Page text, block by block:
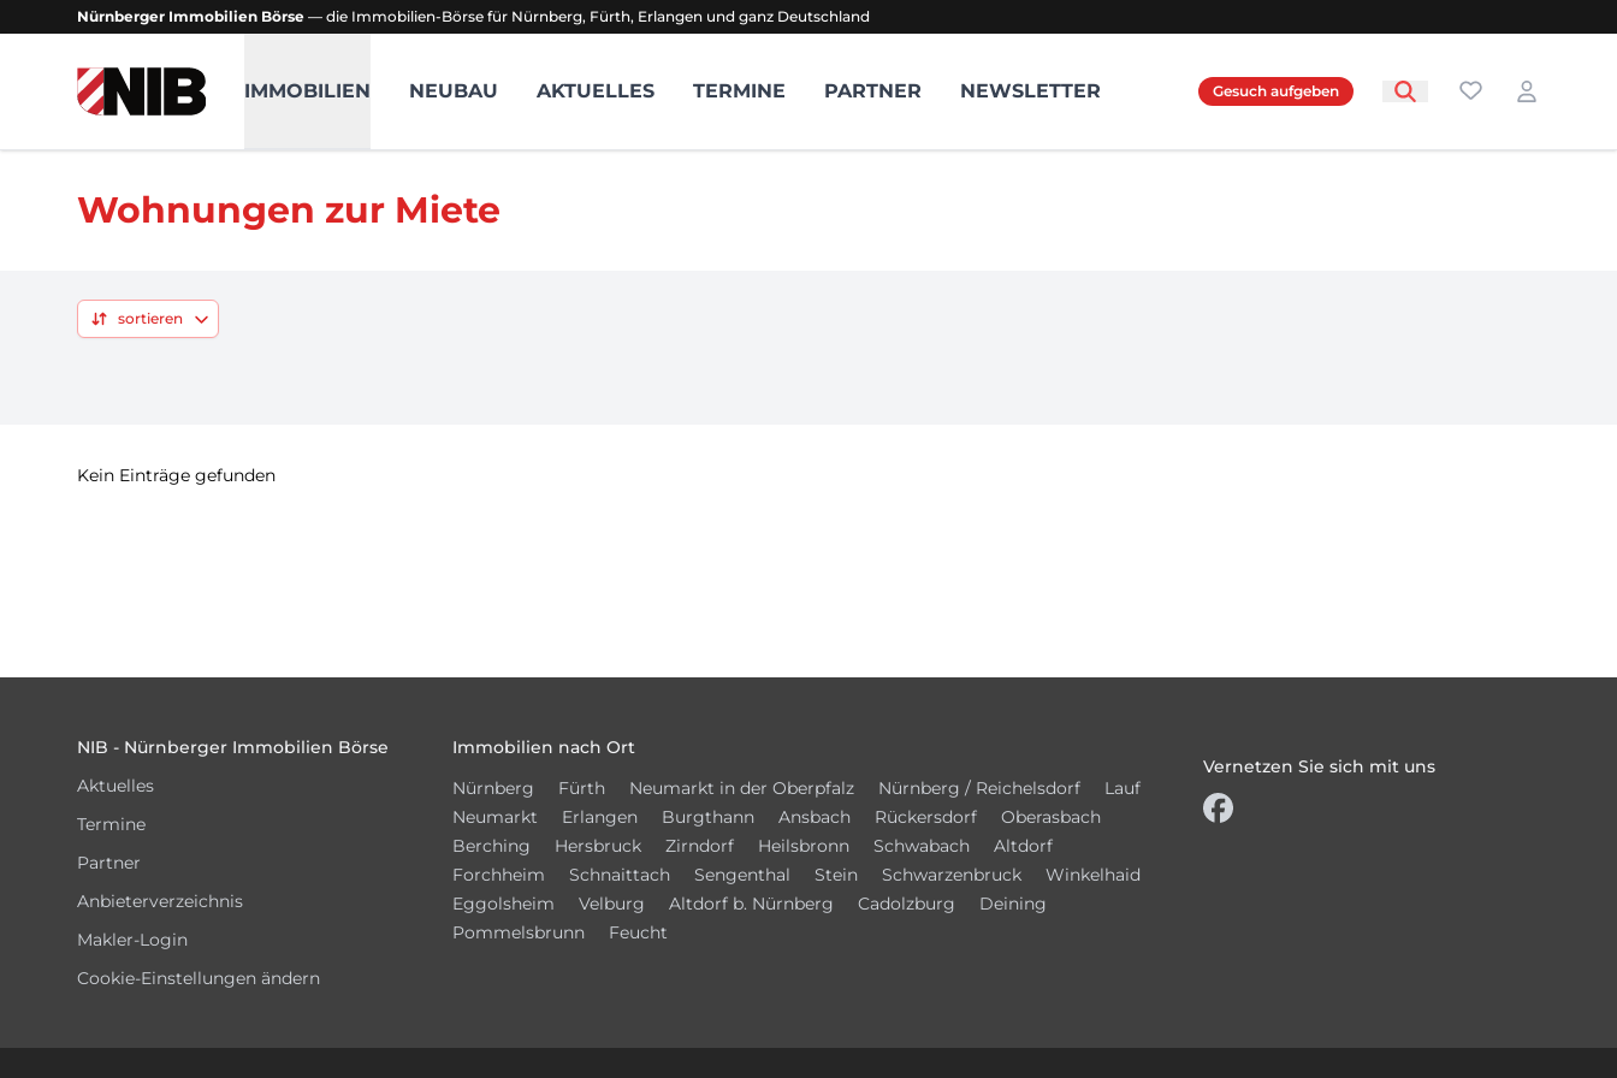
Nürnberger Immobilien Börse — die Immobilien-Börse für Nürnberg, Fürth, Erlangen und ganz Deutschland
NIB - Nürnberger Immobilien Börse
IMMOBILIEN NEUBAU AKTUELLES TERMINE PARTNER NEWSLETTER Gesuch aufgeben Favoriten
Login
Wohnungen zur Miete
sortieren
Kein Einträge gefunden
NIB - Nürnberger Immobilien Börse
Aktuelles
Termine
Partner
Anbieterverzeichnis
Makler-Login
Cookie-Einstellungen ändern
Immobilien nach Ort
Nürnberg
Fürth Neumarkt in der Oberpfalz Nürnberg / Reichelsdorf
Lauf
Neumarkt
Erlangen Burgthann Ansbach Rückersdorf
Oberasbach
Berching
Hersbruck Zirndorf Heilsbronn Schwabach
Altdorf
Forchheim
Schnaittach Sengenthal Stein Schwarzenbruck
Winkelhaid
Eggolsheim
Velburg Altdorf b. Nürnberg Cadolzburg
Deining
Pommelsbrunn
Feucht
Vernetzen Sie sich mit uns